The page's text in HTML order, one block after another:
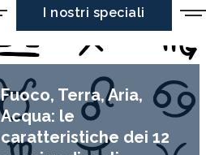
I nostri speciali
Fuoco, Terra, Aria,
Acqua: le
caratteristiche dei 12